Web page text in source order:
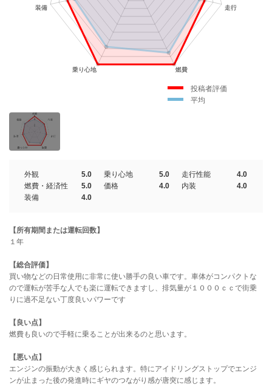
投稿者評価
平均
外観 5.0 乗り心地 5.0 走行性能
4.0
燃費・経済性
5.0 価格 4.0 内装
4.0
装備
4.0
【所有期間または運転回数】
１年
【総合評価】
買い物などの日常使用に非常に使い勝手の良い車です。車体がコンパクトな
ので運転が苦手な人でも楽に運転できますし、排気量が１０００ｃｃで街乗
りに過不足ない丁度良いパワーです
【良い点】
燃費も良いので手軽に乗ることが出来るのと思います。
【悪い点】
エンジンの振動が大きく感じられます。特にアイドリングストップでエンジ
ンが止まった後の発進時にギヤのつながり感が唐突に感じます。